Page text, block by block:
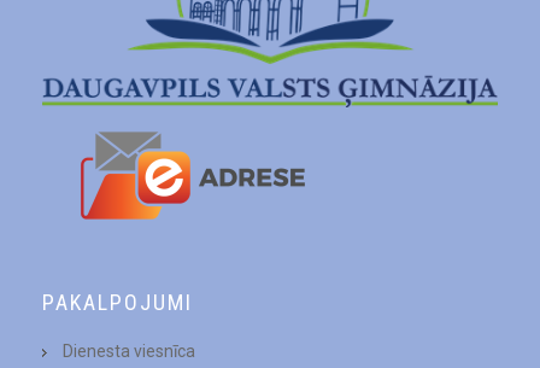
PAKALPOJUMI
Dienesta viesnīca